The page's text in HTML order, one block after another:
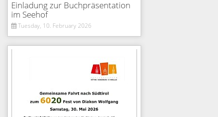
Einladung zur Buchpräsentation
im Seehof
Tuesday, 10. February 2026